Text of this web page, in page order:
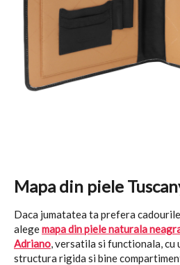
Mapa din piele
Daca jumatatea ta prefera
alegemapa din piele naturala
Adriano, versatila si functionala, cu
structura rigida si bine